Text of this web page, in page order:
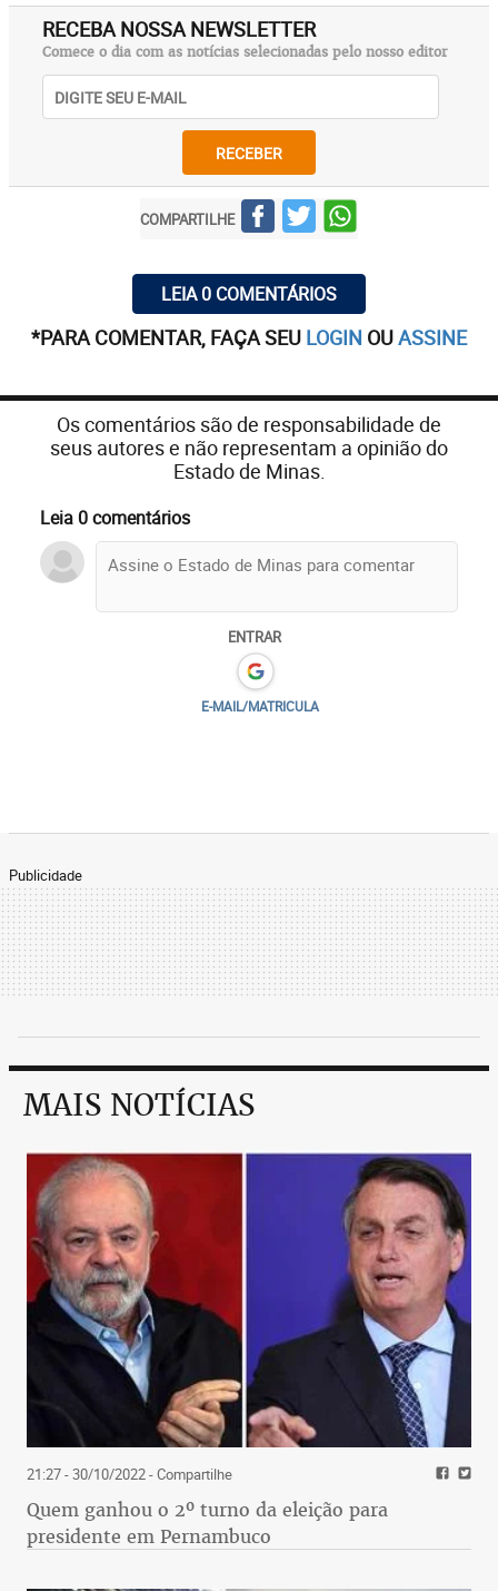
RECEBA NOSSA NEWSLETTER
Comece o dia com as notícias selecionadas pelo nosso editor
RECEBER
COMPARTILHE
LEIA 0 COMENTÁRIOS
*PARA COMENTAR, FAÇA SEU LOGIN OUASSINE
Os comentários são de responsabilidade de
seus autores e não representam a opinião do
Estado de Minas.
Leia 0 comentários
ENTRAR
E-MAIL/MATRICULA
Publicidade
MAIS NOTÍCIAS
21:27 - 30/10/2022- Compartilhe
Quem ganhou o 2º turno da eleição para
presidente em Pernambuco